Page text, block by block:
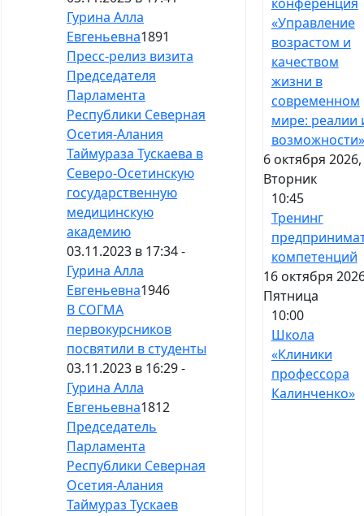
Гурина Алла
Евгеньевна1891
Пресс-релиз визита
Председателя
Парламента
Республики Северная
Осетия-Алания
Таймураза Тускаева в
Северо-Осетинскую
государственную
медицинскую
академию
03.11.2023 в 17:34 -
Гурина Алла
Евгеньевна1946
В СОГМА
первокурсников
посвятили в студенты
03.11.2023 в 16:29 -
Гурина Алла
Евгеньевна1812
Председатель
Парламента
Республики Северная
Осетия-Алания
Таймураз Тускаев
«Управление
возрастом и
качеством
жизни в
современном
мире: реалии
возможности»
6 октября 2026,
Вторник
10:45
Тренинг
компетенций
16 октября
Пятница
10:00
Школа
«Клиники
профессора
Калинченко»